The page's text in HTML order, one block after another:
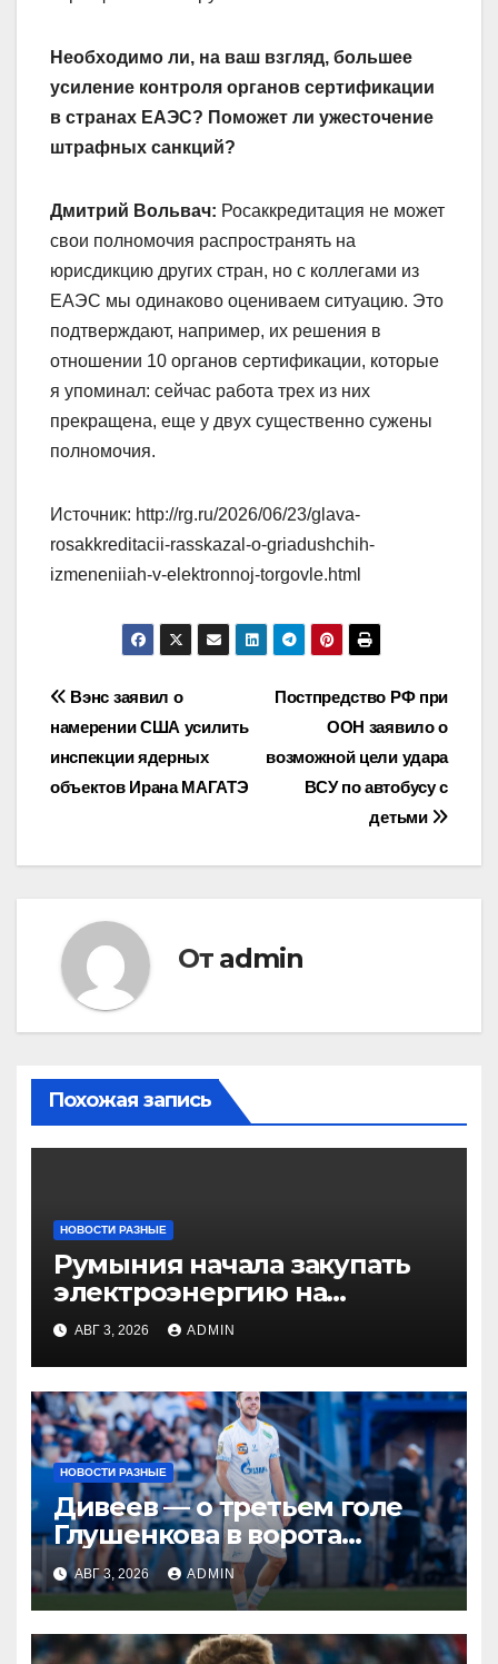
Необходимо ли, на ваш взгляд, большее
усиление контроля органов сертификации
в странах ЕАЭС? Поможет ли ужесточение
штрафных санкций?
Дмитрий Вольвач: Росаккредитация не может
свои полномочия распространять на
юрисдикцию других стран, но с коллегами из
ЕАЭС мы одинаково оцениваем ситуацию. Это
подтверждают, например, их решения в
отношении 10 органов сертификации, которые
я упоминал: сейчас работа трех из них
прекращена, еще у двух существенно сужены
полномочия.
Источник: http://rg.ru/2026/06/23/glava-
rosakkreditacii-rasskazal-o-griadushchih-
izmeneniiah-v-elektronnoj-torgovle.html
Навигация
по
записям
Постпредство РФ при
ООН заявило о
возможной цели удара
ВСУ по автобусу с
детьми
Вэнс заявил о
намерении США усилить
инспекции ядерных
объектов Ирана МАГАТЭ
От admin
Похожая запись
НОВОСТИ РАЗНЫЕ
Румыния начала закупать
электроэнергию на
Украине из-за дефицита
АВГ 3, 2026 ADMIN
НОВОСТИ РАЗНЫЕ
Дивеев — о третьем голе
Глушенкова в ворота
«Оренбурга»: «Напомнил
Джону Джону, что
наигрывали в такой
ситуации»
АВГ 3, 2026 ADMIN